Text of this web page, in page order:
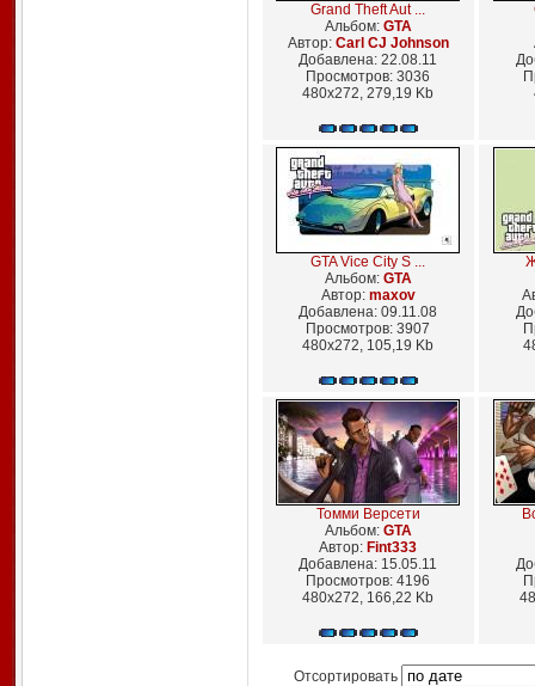
Grand Theft Aut ...
Альбом: GTA
Автор: Carl CJ Johnson
Добавлена: 22.08.11
Просмотров: 3036
480x272, 279,19 Kb
GTA Vice City S ...
Альбом: GTA
Автор: maxov
Добавлена: 09.11.08
Просмотров: 3907
480x272, 105,19 Kb
Томми Версети
Альбом: GTA
Автор: Fint333
Добавлена: 15.05.11
Просмотров: 4196
480x272, 166,22 Kb
Отсортировать